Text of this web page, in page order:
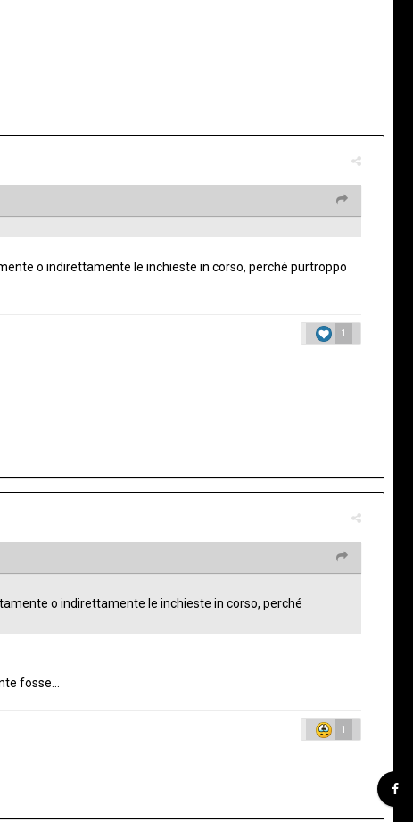
o indirettamente le inchieste in corso, perché purtroppo
1
o indirettamente le inchieste in corso, perché
fosse...
1